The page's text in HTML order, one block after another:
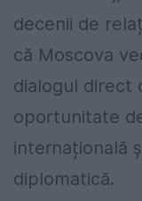
decenii de
că Moscova
dialogul direct
oportunitate
internațională
diplomatică.